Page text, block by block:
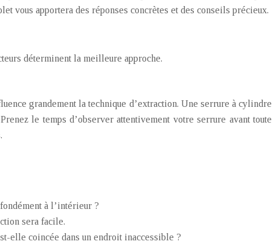
vous apportera des réponses concrètes et des conseils précieux.
déterminent la meilleure approche.
grandement la technique d’extraction. Une serrure à cylindre
le temps d’observer attentivement votre serrure avant toute
à l’intérieur ?
sera facile.
elle coincée dans un endroit inaccessible ?